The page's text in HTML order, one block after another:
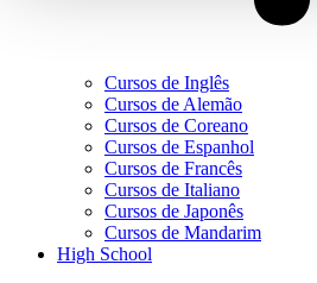
Cursos de Inglês
Cursos de Alemão
Cursos de Coreano
Cursos de Espanhol
Cursos de Francês
Cursos de Italiano
Cursos de Japonês
Cursos de Mandarim
High School